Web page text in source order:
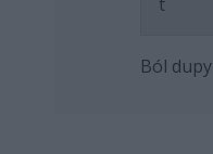
Ból